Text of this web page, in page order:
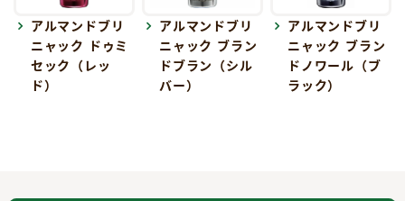
アルマンドブリ
ニャック ドゥミ
セック（レッ
ド）
アルマンドブリ
ニャック ブラン
ドブラン（シル
バー）
アルマンドブリ
ニャック ブラン
ドノワール（ブ
ラック）